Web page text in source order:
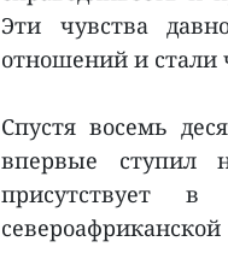
Эти чувства
отношений и стали
Спустя восемь
впервые ступил
присутствует